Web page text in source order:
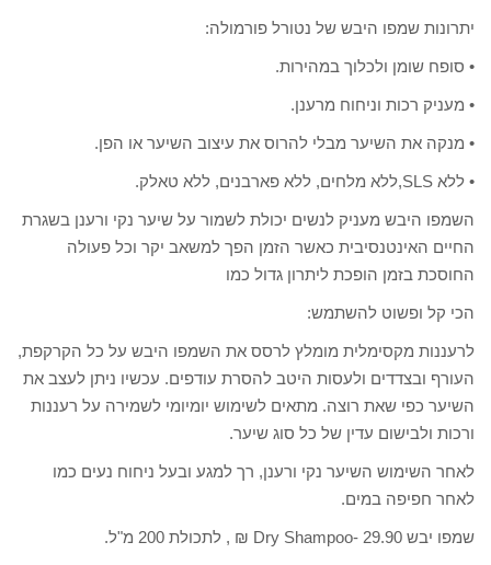
יתרונות שמפו היבש של נטורל פורמולה:
• סופח שומן ולכלוך במהירות.
• מעניק רכות וניחוח מרענן.
• מנקה את השיער מבלי להרוס את עיצוב השיער או הפן.
• ללא SLS,ללא מלחים, ללא פארבנים, ללא טאלק.
השמפו היבש מעניק לנשים יכולת לשמור על שיער נקי ורענן בשגרת
החיים האינטנסיבית כאשר הזמן הפך למשאב יקר וכל פעולה
החוסכת בזמן הופכת ליתרון גדול כמו
הכי קל ופשוט להשתמש:
לרעננות מקסימלית מומלץ לרסס את השמפו היבש על כל הקרקפת,
העורף ובצדדים ולעסות היטב להסרת עודפים. עכשיו ניתן לעצב את
השיער כפי שאת רוצה. מתאים לשימוש יומיומי לשמירה על רעננות
ורכות ולבישום עדין של כל סוג שיער.
לאחר השימוש השיער נקי ורענן, רך למגע ובעל ניחוח נעים כמו
לאחר חפיפה במים.
שמפו יבש Dry Shampoo- 29.90 ₪ , לתכולת 200 מ"ל.